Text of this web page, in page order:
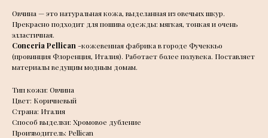
Овчина — это натуральная кожа, выделанная из овечьих шкур.
Прекрасно подходит для пошива одежды: мягкая, тонкая и очень
элластичная.
Conceria Pellican -кожевенная фабрика в городе Фучеккьо
(провинция Флоренция, Италия). Работает более полувека. Поставляет
материалы ведущим модным домам.
Тип кожи: Овчина
Цвет: Коричневый
Страна: Италия
Способ выделки: Хромовое дубление
Производитель: Pellican